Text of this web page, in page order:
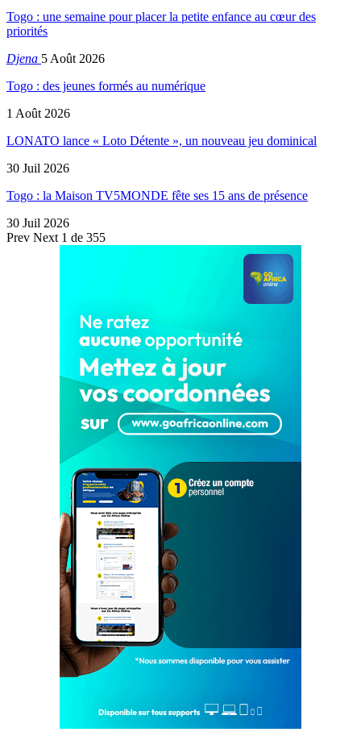
Togo : une semaine pour placer la petite enfance au cœur des
priorités
Djena 5 Août 2026
Togo : des jeunes formés au numérique
1 Août 2026
LONATO lance « Loto Détente », un nouveau jeu dominical
30 Juil 2026
Togo : la Maison TV5MONDE fête ses 15 ans de présence
30 Juil 2026
Prev Next 1 de 355